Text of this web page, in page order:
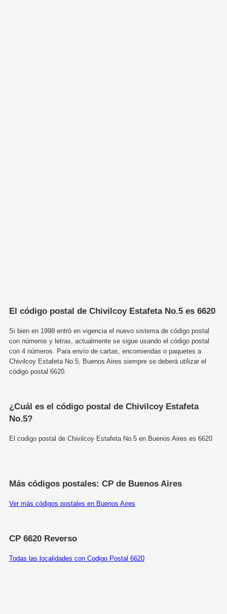
El código postal de Chivilcoy Estafeta No.5 es 6620
Si bien en 1998 entró en vigencia el nuevo sistema de código postal
con números y letras, actualmente se sigue usando el código postal
con 4 números. Para envío de cartas, encomiendas o paquetes a
Chivilcoy Estafeta No.5, Buenos Aires siempre se deberá utilizar el
código postal 6620.
¿Cuál es el código postal de Chivilcoy Estafeta
No.5?
El codigo postal de Chivilcoy Estafeta No.5 en Buenos Aires es 6620
Más códigos postales: CP de Buenos Aires
Ver más códigos postales en Buenos Aires
CP 6620 Reverso
Todas las localidades con Codigo Postal 6620